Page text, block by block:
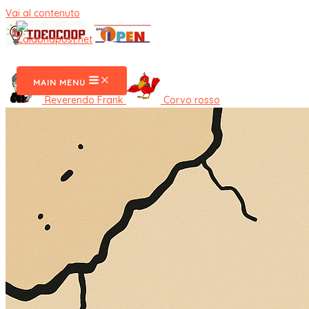
Vai al contenuto
MAIN MENU
Reverendo Frank Corvo rosso